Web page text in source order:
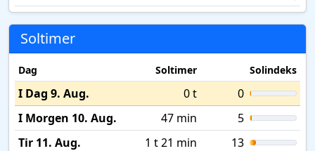
Soltimer
Dag Soltimer Solindeks
I Dag 9. Aug. 0 t
0
I Morgen 10. Aug.
47 min
5
Tir 11. Aug.
1 t 21 min
13